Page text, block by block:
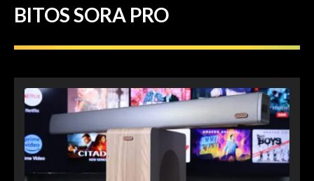
BITOS SORA PRO